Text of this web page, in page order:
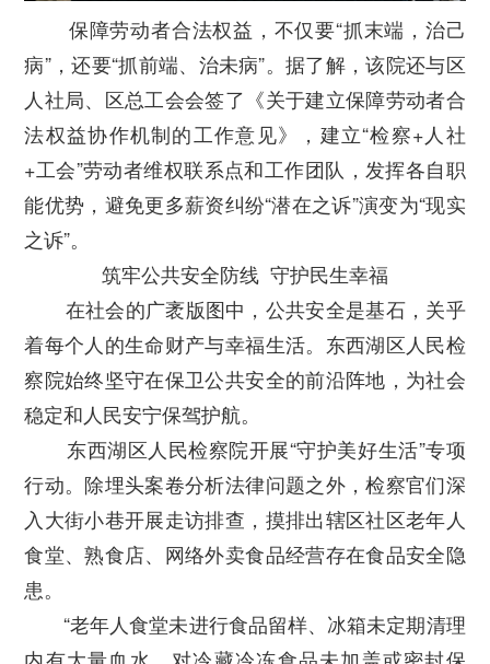
保障劳动者合法权益，不仅要“抓末端，治己
病”，还要“抓前端、治未病”。据了解，该院还与区
人社局、区总工会会签了《关于建立保障劳动者合
法权益协作机制的工作意见》，建立“检察+人社
+工会”劳动者维权联系点和工作团队，发挥各自职
能优势，避免更多薪资纠纷“潜在之诉”演变为“现实
之诉”。
筑牢公共安全防线 守护民生幸福
在社会的广袤版图中，公共安全是基石，关乎
着每个人的生命财产与幸福生活。东西湖区人民检
察院始终坚守在保卫公共安全的前沿阵地，为社会
稳定和人民安宁保驾护航。
东西湖区人民检察院开展“守护美好生活”专项
行动。除埋头案卷分析法律问题之外，检察官们深
入大街小巷开展走访排查，摸排出辖区社区老年人
食堂、熟食店、网络外卖食品经营存在食品安全隐
患。
“老年人食堂未进行食品留样、冰箱未定期清理
内有大量血水、对冷藏冷冻食品未加盖或密封保